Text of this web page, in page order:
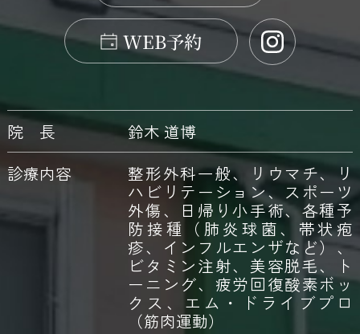
WEB予約
院 長
鈴木 道博
診療内容
整形外科一般、リウマチ、リ
ハビリテーション、スポーツ
外傷、日帰り小手術、各種予
防接種（肺炎球菌、帯状疱
疹、インフルエンザなど）、
ビタミン注射、美容脱毛、ト
ーニング、疲労回復酸素ボッ
クス、エム・ドライブプロ
（筋肉運動）